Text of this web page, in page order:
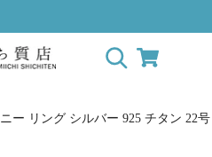
ー リング シルバー 925 チタン 22号